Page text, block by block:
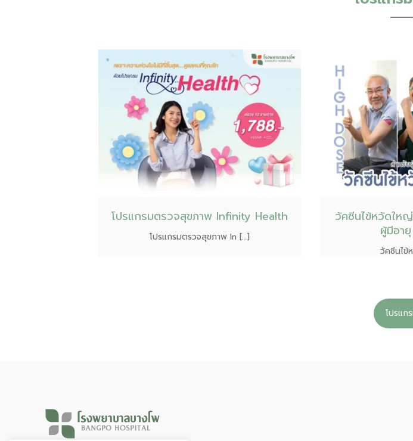
โปรแกรมตรวจสุขภาพ Infinity Health
โปรแกรมตรวจสุขภาพ In […]
วัคซีนไข้หวัดให
ผู้มีอา
วัคซีนไข้
โปรแก